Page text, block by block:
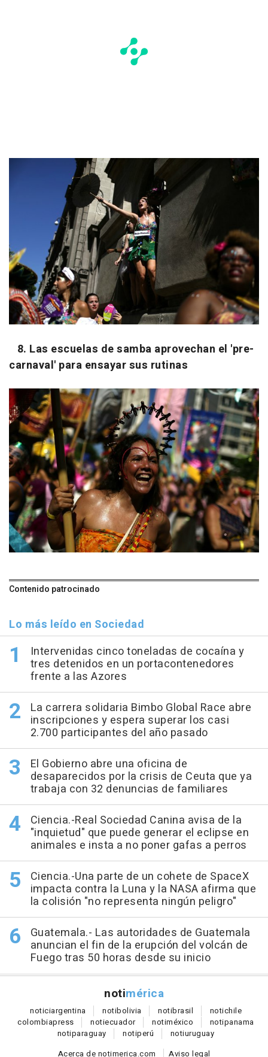
8. Las escuelas de samba aprovechan el 'pre-
carnaval' para ensayar sus rutinas
Contenido patrocinado
Lo más leído en Sociedad
Intervenidas cinco toneladas de cocaína y
tres detenidos en un portacontenedores
frente a las Azores
La carrera solidaria Bimbo Global Race abre
inscripciones y espera superar los casi
2.700 participantes del año pasado
El Gobierno abre una oficina de
desaparecidos por la crisis de Ceuta que ya
trabaja con 32 denuncias de familiares
Ciencia.-Real Sociedad Canina avisa de la
"inquietud" que puede generar el eclipse en
animales e insta a no poner gafas a perros
Ciencia.-Una parte de un cohete de SpaceX
impacta contra la Luna y la NASA afirma que
la colisión "no representa ningún peligro"
Guatemala.- Las autoridades de Guatemala
anuncian el fin de la erupción del volcán de
Fuego tras 50 horas desde su inicio
notimérica
noticiargentina notibolivia notibrasil notichile
colombiapress notiecuador notiméxico notipanama
notiparaguay notiperú notiuruguay
Acerca de notimerica.com
Aviso legal